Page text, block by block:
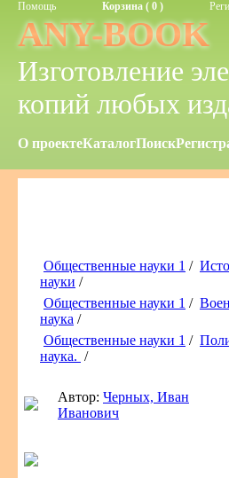
Помощь Корзина ( 0 )
ANY-BOOK
Изготовление
копий любых
О проектеКаталогПоиск
Общественные науки 1 /
науки /
Общественные науки 1 /
наука /
Общественные науки 1 /
наука. /
Автор: Черных, Иван
Иванович